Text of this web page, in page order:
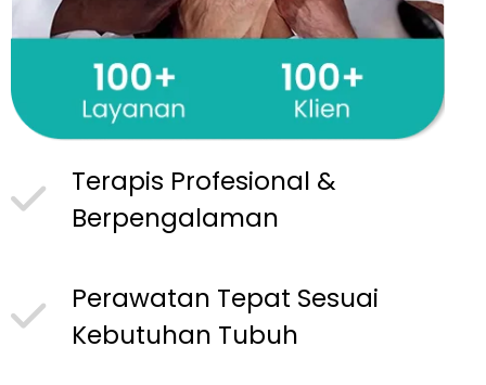
Terapis Profesional &
Berpengalaman
Perawatan Tepat Sesuai
Kebutuhan Tubuh